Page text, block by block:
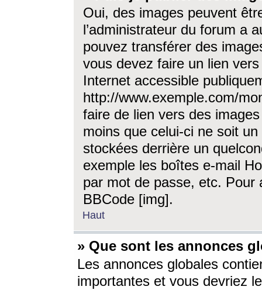
Oui, des images peuvent
l’administrateur du forum a
pouvez transférer des
vous devez faire un lien
Internet accessible
http://www.exemple.com/
faire de lien vers des
moins que celui-ci ne soit
stockées derrière un
exemple les boîtes e-mail
par mot de passe, etc. Pour
BBCode [img].
Haut
» Que sont les annonces
Les annonces globales
importantes et vous devriez